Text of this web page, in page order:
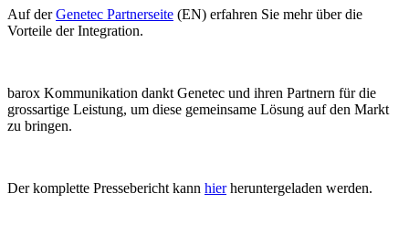
Auf derGenetec Partnerseite (EN) erfahren Sie mehr über die
Vorteile der Integration.
barox Kommunikation dankt Genetec und ihren Partnern für die
grossartige Leistung, um diese gemeinsame Lösung auf den Markt
zu bringen.
Der komplette Pressebericht kann hierheruntergeladen werden.